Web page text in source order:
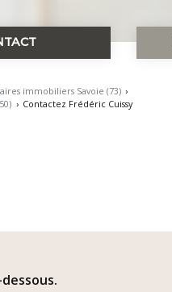
immobiliers Savoie (73) ›
› Contactez Frédéric Cuissy